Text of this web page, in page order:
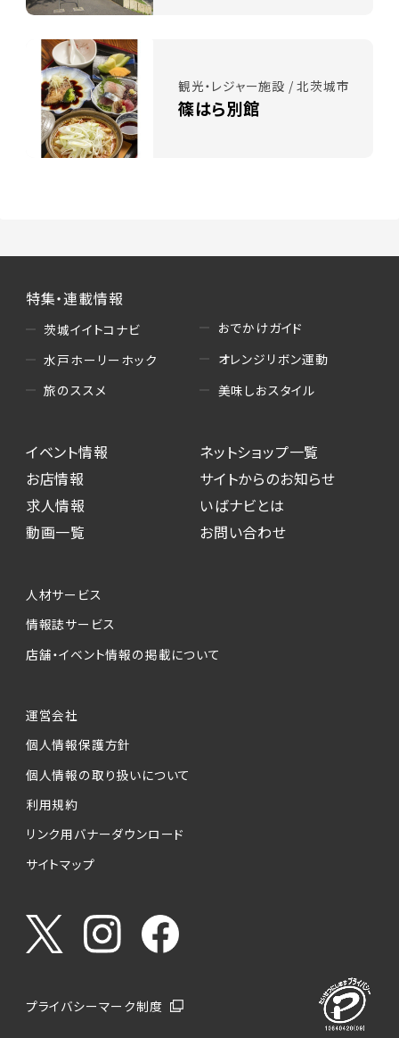
観光・レジャー施設 / 北茨城市
篠はら別館
特集・連載情報
茨城イイトコナビ
水戸ホーリーホック
旅のススメ
おでかけガイド
オレンジリボン運動
美味しおスタイル
イベント情報
お店情報
求人情報
動画一覧
ネットショップ一覧
サイトからのお知らせ
いばナビとは
お問い合わせ
人材サービス
情報誌サービス
店舗・イベント情報の掲載について
運営会社
個人情報保護方針
個人情報の取り扱いについて
利用規約
リンク用バナーダウンロード
サイトマップ
プライバシーマーク制度